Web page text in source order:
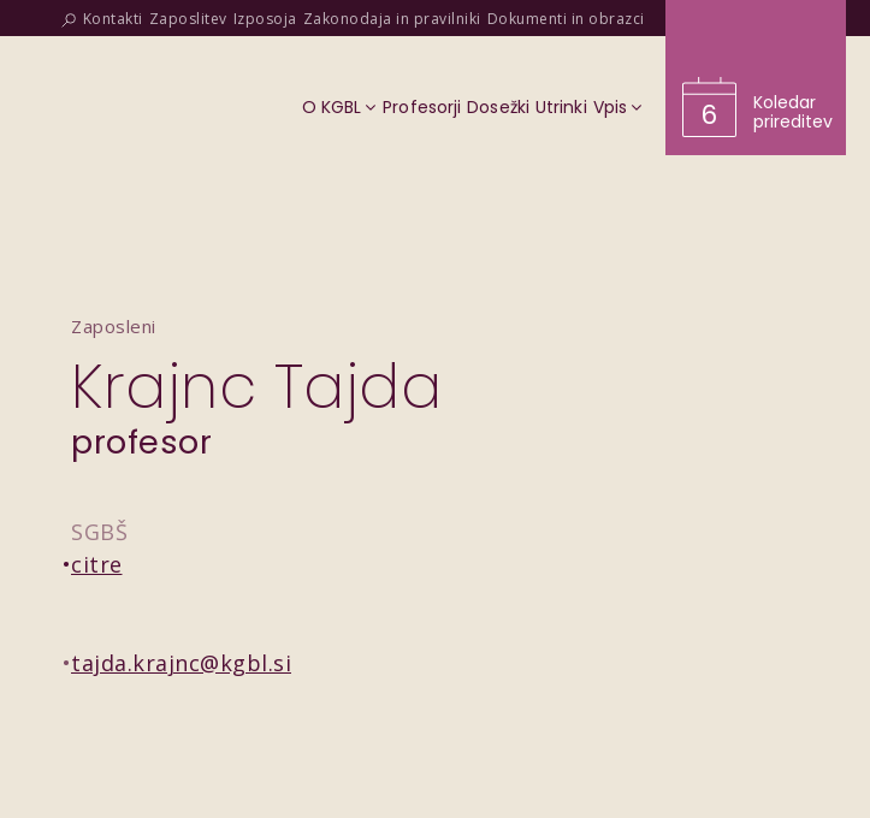
Kontakti Zaposlitev Izposoja Zakonodaja in pravilniki Dokumenti in obrazci
O KGBL Profesorji Dosežki Utrinki Vpis 6
Koledar
prireditev
Zaposleni
Krajnc Tajda
profesor
SGBŠ
citre
tajda.krajnc@kgbl.si